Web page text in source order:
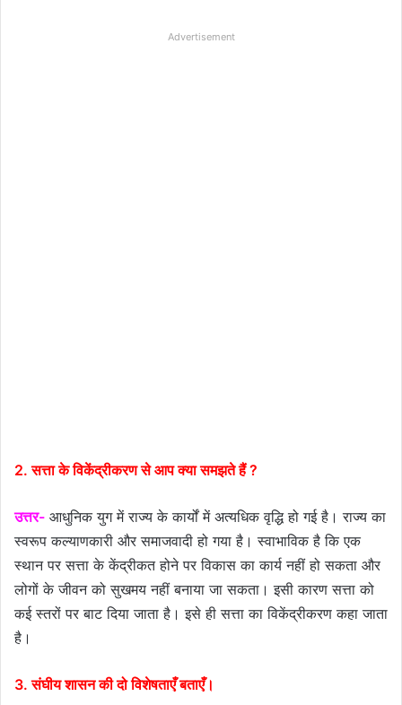
Advertisement
2. सत्ता के विकेंद्रीकरण से आप क्या समझते हैं ?
उत्तर- आधुनिक युग में राज्य के कार्यों में अत्यधिक वृद्धि हो गई है। राज्य का
स्वरूप कल्याणकारी और समाजवादी हो गया है। स्वाभाविक है कि एक
स्थान पर सत्ता के केंद्रीकत होने पर विकास का कार्य नहीं हो सकता और
लोगों के जीवन को सुखमय नहीं बनाया जा सकता। इसी कारण सत्ता को
कई स्तरों पर बाट दिया जाता है। इसे ही सत्ता का विकेंद्रीकरण कहा जाता
है।
3. संघीय शासन की दो विशेषताएँ बताएँ।